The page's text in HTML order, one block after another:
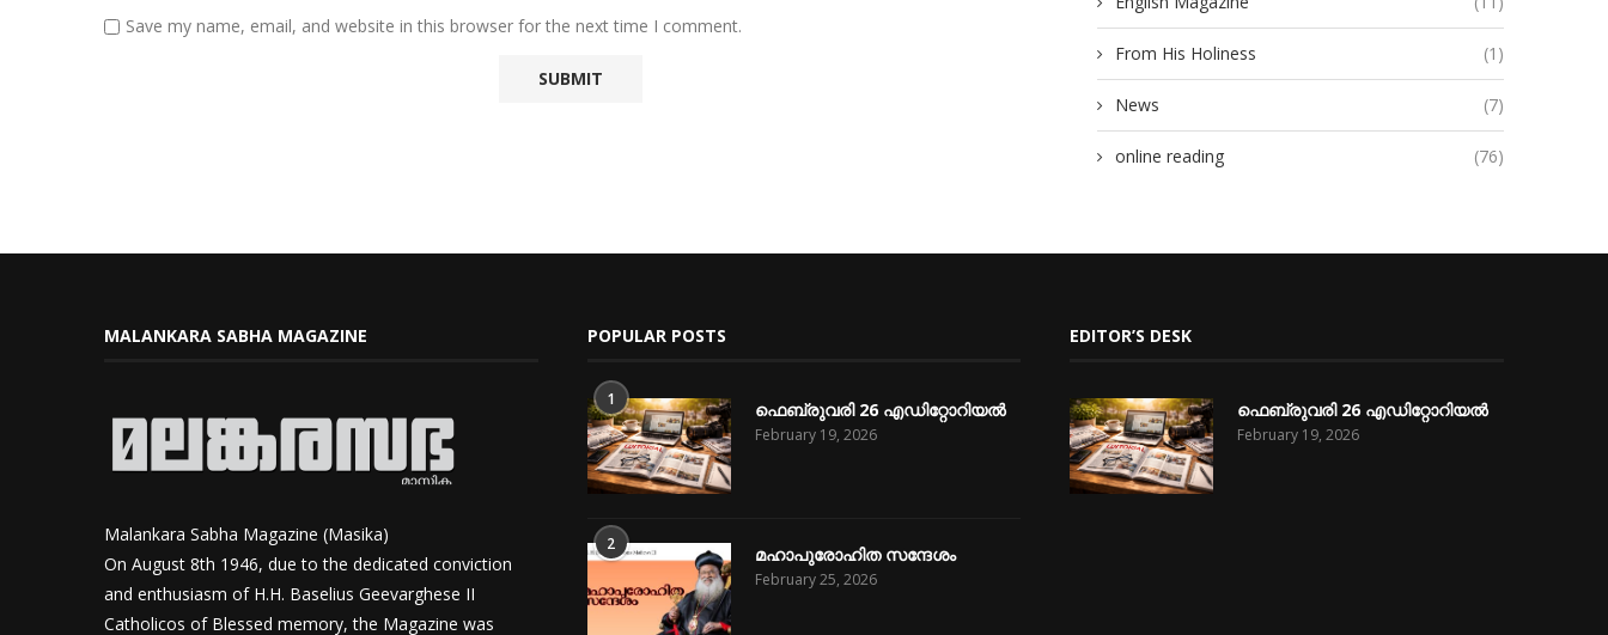
Save my name, email, and website in this browser for the next time I comment.
From His Holiness (1)
News (7)
online reading (76)
MALANKARA SABHA MAGAZINE
Malankara Sabha Magazine (Masika)
On August 8th 1946, due to the dedicated conviction
and enthusiasm of H.H. Baselius Geevarghese II
Catholicos of Blessed memory, the Magazine was
POPULAR POSTS
1 ഫെബ്രുവരി 26 എഡിറ്റോറിയൽ
February 19, 2026
2 മഹാപുരോഹിത സന്ദേശം
February 25, 2026
EDITOR’S DESK
ഫെബ്രുവരി 26 എഡിറ്റോറിയൽ
February 19, 2026